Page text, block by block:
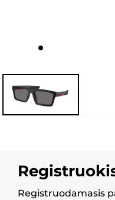
Registruodamasis